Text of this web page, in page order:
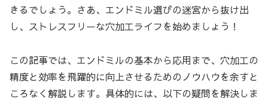
きるでしょう。さあ、エンドミル選びの迷宮から抜け出
し、ストレスフリーな穴加工ライフを始めましょう！
この記事では、エンドミルの基本から応用まで、穴加工の
精度と効率を飛躍的に向上させるためのノウハウを余すと
ころなく解説します。具体的には、以下の疑問を解決しま